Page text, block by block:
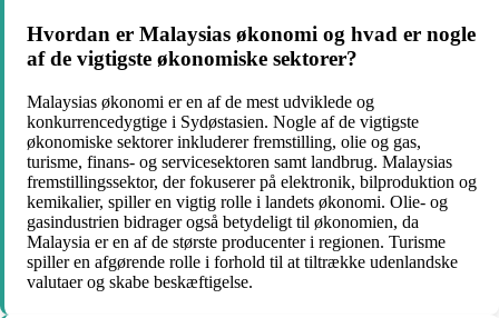
Hvordan er Malaysias økonomi og hvad er nogle
af de vigtigste økonomiske sektorer?
Malaysias økonomi er en af de mest udviklede og
konkurrencedygtige i Sydøstasien. Nogle af de vigtigste
økonomiske sektorer inkluderer fremstilling, olie og gas,
turisme, finans- og servicesektoren samt landbrug. Malaysias
fremstillingssektor, der fokuserer på elektronik, bilproduktion og
kemikalier, spiller en vigtig rolle i landets økonomi. Olie- og
gasindustrien bidrager også betydeligt til økonomien, da
Malaysia er en af de største producenter i regionen. Turisme
spiller en afgørende rolle i forhold til at tiltrække udenlandske
valutaer og skabe beskæftigelse.